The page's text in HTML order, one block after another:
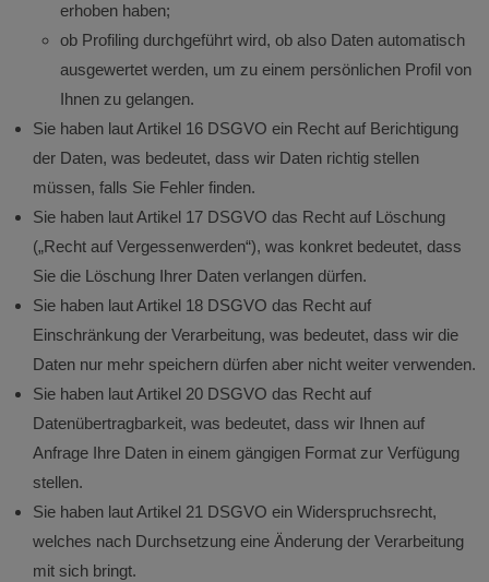
erhoben haben;
ob Profiling durchgeführt wird, ob also Daten automatisch
ausgewertet werden, um zu einem persönlichen Profil von
Ihnen zu gelangen.
Sie haben laut Artikel 16 DSGVO ein Recht auf Berichtigung
der Daten, was bedeutet, dass wir Daten richtig stellen
müssen, falls Sie Fehler finden.
Sie haben laut Artikel 17 DSGVO das Recht auf Löschung
(„Recht auf Vergessenwerden“), was konkret bedeutet, dass
Sie die Löschung Ihrer Daten verlangen dürfen.
Sie haben laut Artikel 18 DSGVO das Recht auf
Einschränkung der Verarbeitung, was bedeutet, dass wir die
Daten nur mehr speichern dürfen aber nicht weiter verwenden.
Sie haben laut Artikel 20 DSGVO das Recht auf
Datenübertragbarkeit, was bedeutet, dass wir Ihnen auf
Anfrage Ihre Daten in einem gängigen Format zur Verfügung
stellen.
Sie haben laut Artikel 21 DSGVO ein Widerspruchsrecht,
welches nach Durchsetzung eine Änderung der Verarbeitung
mit sich bringt.